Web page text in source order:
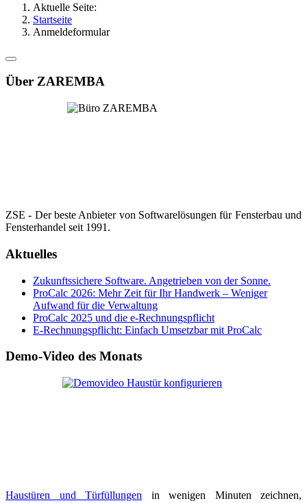
Aktuelle Seite:
Startseite
Anmeldeformular
Über ZAREMBA
ZSE - Der beste Anbieter von Softwarelösungen für Fensterbau und
Fensterhandel seit 1991.
Aktuelles
Zukunftssichere Software. Angetrieben von der Sonne.
ProCalc 2026: Mehr Zeit für Ihr Handwerk – Weniger
Aufwand für die Verwaltung
ProCalc 2025 und die e-Rechnungspflicht
E-Rechnungspflicht: Einfach Umsetzbar mit ProCalc
Demo-Video des Monats
Haustüren und Türfüllungen in wenigen Minuten zeichnen,